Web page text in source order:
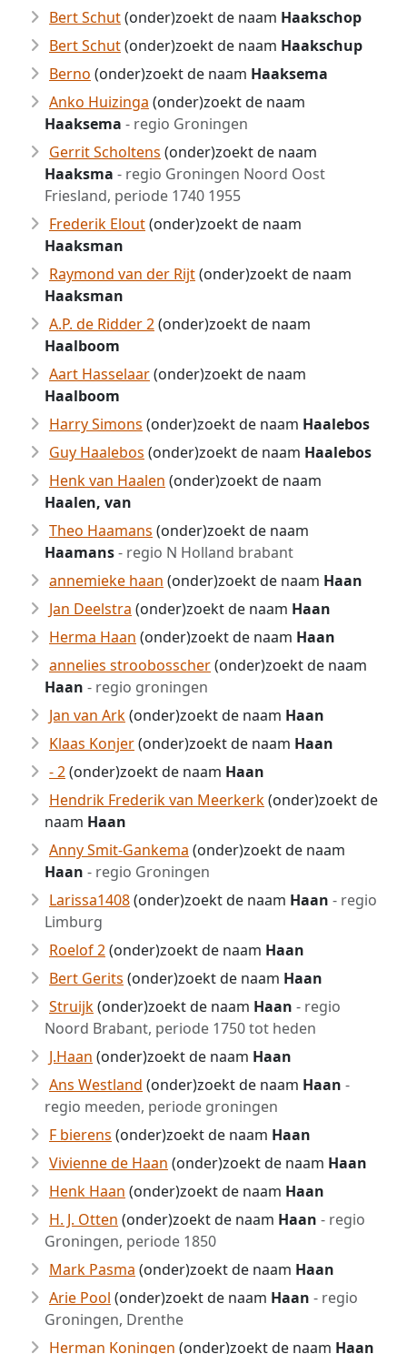
Bert Schut(onder)zoekt de naam Haakschop
Bert Schut(onder)zoekt de naam Haakschup
Berno (onder)zoekt de naam Haaksema
Anko Huizinga (onder)zoekt de naam
Haaksema - regio Groningen
Gerrit Scholtens (onder)zoekt de naam
Haaksma - regio Groningen Noord Oost
Friesland, periode 1740 1955
Frederik Elout(onder)zoekt de naam
Haaksman
Raymond van der Rijt(onder)zoekt de naam
Haaksman
A.P. de Ridder 2(onder)zoekt de naam
Haalboom
Aart Hasselaar(onder)zoekt de naam
Haalboom
Harry Simons (onder)zoekt de naam Haalebos
Guy Haalebos (onder)zoekt de naam Haalebos
Henk van Haalen (onder)zoekt de naam
Haalen, van
Theo Haamans (onder)zoekt de naam
Haamans- regio N Holland brabant
annemieke haan (onder)zoekt de naam Haan
Jan Deelstra (onder)zoekt de naam Haan
Herma Haan (onder)zoekt de naam Haan
annelies stroobosscher(onder)zoekt de naam
Haan - regio groningen
Jan van Ark(onder)zoekt de naam Haan
Klaas Konjer(onder)zoekt de naam Haan
- 2(onder)zoekt de naam Haan
Hendrik Frederik van Meerkerk(onder)zoekt de
naam Haan
Anny Smit-Gankema (onder)zoekt de naam
Haan - regio Groningen
Larissa1408(onder)zoekt de naam Haan - regio
Limburg
Roelof 2(onder)zoekt de naam Haan
Bert Gerits (onder)zoekt de naam Haan
Struijk(onder)zoekt de naam Haan - regio
Noord Brabant, periode 1750 tot heden
J.Haan (onder)zoekt de naam Haan
Ans Westland (onder)zoekt de naam Haan -
regio meeden, periode groningen
F bierens (onder)zoekt de naam Haan
Vivienne de Haan (onder)zoekt de naam Haan
Henk Haan (onder)zoekt de naam Haan
H. J. Otten (onder)zoekt de naam Haan - regio
Groningen, periode 1850
Mark Pasma (onder)zoekt de naam Haan
Arie Pool (onder)zoekt de naam Haan - regio
Groningen, Drenthe
Herman Koningen (onder)zoekt de naam Haan